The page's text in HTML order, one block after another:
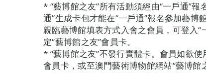
* “藝博館之友”所有活動須經由“一戶通”
通”生成卡包才能在“一戶通”報名參加藝
親臨藝博館填表方式入會之會員，可登入“
定“藝博館之友”會員卡。
* “藝博館之友”不發行實體卡。會員如欲
會員卡，或至澳門藝術博物館網站“藝博館